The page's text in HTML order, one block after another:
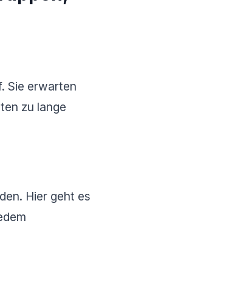
Sie erwarten
zu lange
Hier geht es